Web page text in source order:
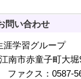
問い合わせ
涯学習グループ
南市赤童子町大堀
ファクス：0587-